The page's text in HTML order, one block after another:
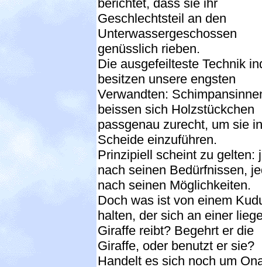
berichtet, dass sie ihr
Geschlechtsteil an den
Unterwassergeschossen
genüsslich rieben.
Die ausgefeilteste Technik
besitzen unsere engsten
Verwandten:
beissen sich Holzstückchen
passgenau zurecht, um sie
Scheide einzuführen.
Prinzipiell scheint zu gelten:
nach seinen Bedürfnissen,
nach seinen Möglichkeiten.
Doch was ist von einem
halten, der sich an einer
Giraffe reibt? Begehrt er die
Giraffe, oder benutzt er sie?
Handelt es sich noch um